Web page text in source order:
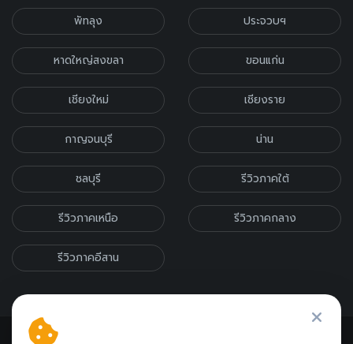
พัทลุง ประจวบฯ
หาดใหญ่สงขลา ขอนแก่น
เชียงใหม่ เชียงราย
กาญจนบุรี น่าน
ชลบุรี รีวิวภาคใต้
รีวิวภาคเหนือ รีวิวภาคกลาง
รีวิวภาคอีสาน